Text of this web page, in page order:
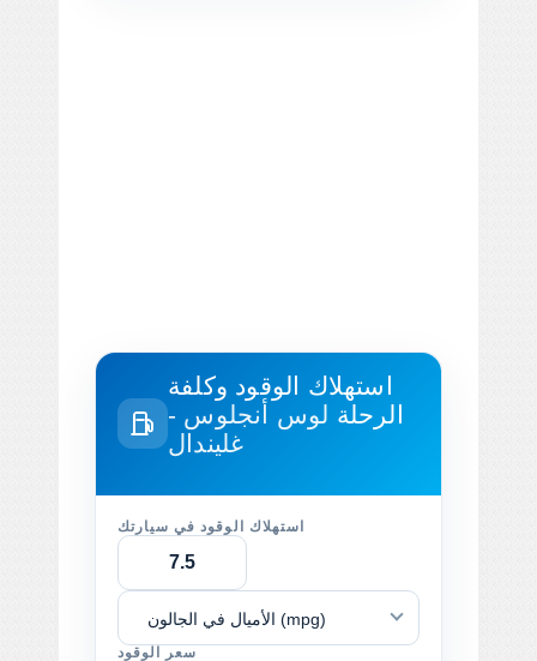
استهلاك الوقود وكلفة
الرحلة لوس أنجلوس -
غليندال
استهلاك الوقود في سيارتك
الأميال في الجالون (mpg)
سعر الوقود